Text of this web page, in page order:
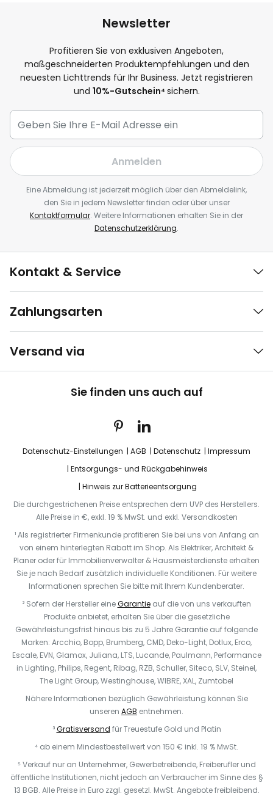
Newsletter
Profitieren Sie von exklusiven Angeboten,
maßgeschneiderten Produktempfehlungen und den
neuesten Lichttrends für Ihr Business. Jetzt registrieren
und 10%-Gutschein⁴ sichern.
Anmelden
Eine Abmeldung ist jederzeit möglich über den Abmeldelink,
den Sie in jedem Newsletter finden oder über unser
Kontaktformular. Weitere Informationen erhalten Sie in der
Datenschutzerklärung.
Kontakt & Service
Zahlungsarten
Versand via
Sie finden uns auch auf
Datenschutz-Einstellungen AGB Datenschutz
Impressum
Entsorgungs- und Rückgabehinweis
Hinweis zur Batterieentsorgung
Die durchgestrichenen Preise entsprechen dem UVP des Herstellers.
Alle Preise in €, exkl. 19 % MwSt. und exkl. Versandkosten
¹ Als registrierter Firmenkunde profitieren Sie bei uns von Anfang an
von einem hinterlegten Rabatt im Shop. Als Elektriker, Architekt &
Planer oder für Immobilienverwalter & Hausmeisterdienste erhalten
Sie je nach Bedarf zusätzlich individuelle Konditionen. Für weitere
Informationen sprechen Sie bitte mit Ihrem Kundenberater.
² Sofern der Hersteller eineGarantieauf die von uns verkauften
Produkte anbietet, erhalten Sie über die gesetzliche
Gewährleistungsfrist hinaus bis zu 5 Jahre Garantie auf folgende
Marken: Arcchio, Bopp, Brumberg, CMD, Deko-Light, Dotlux, Erco,
Escale, EVN, Glamox, Juliana, LTS, Lucande, Paulmann, Performance
in Lighting, Philips, Regent, Ribag, RZB, Schuller, Siteco, SLV, Steinel,
The Light Group, Westinghouse, WIBRE, XAL, Zumtobel
Nähere Informationen bezüglich Gewährleistung können Sie
unseren AGB entnehmen.
³Gratisversand für Treuestufe Gold und Platin
⁴ ab einem Mindestbestellwert von 150 € inkl. 19 % MwSt.
⁵ Verkauf nur an Unternehmer, Gewerbetreibende, Freiberufler und
öffentliche Institutionen, nicht jedoch an Verbraucher im Sinne des §
13 BGB. Alle Preise in Euro zzgl. gesetzl. MwSt. Angebote freibleibend.